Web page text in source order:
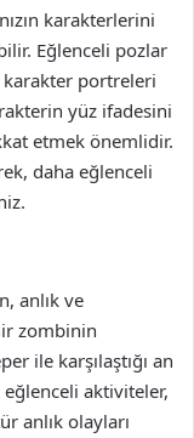
karakterlerini
Eğlenceli pozlar
portreleri
yüz ifadesini
etmek önemlidir.
daha eğlenceli
anlık ve
zombinin
ile karşılaştığı an
eğlenceli aktiviteler,
anlık olayları